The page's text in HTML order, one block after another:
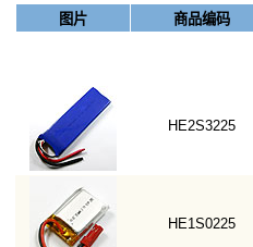
图片 商品编码
HE2S3225
HE1S0225